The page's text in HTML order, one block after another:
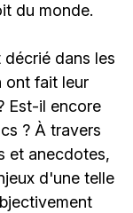
du monde.
dans les
ont fait leur
Est-il encore
? ​À travers
et anecdotes,
d'une telle